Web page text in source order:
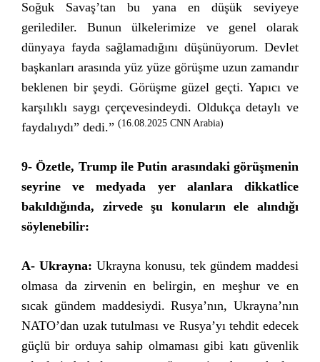
Soğuk Savaş’tan bu yana en düşük seviyeye
gerilediler. Bunun ülkelerimize ve genel olarak
dünyaya fayda sağlamadığını düşünüyorum. Devlet
başkanları arasında yüz yüze görüşme uzun zamandır
beklenen bir şeydi. Görüşme güzel geçti. Yapıcı ve
karşılıklı saygı çerçevesindeydi. Oldukça detaylı ve
faydalıydı” dedi.” (16.08.2025 CNN Arabia)
9- Özetle, Trump ile Putin arasındaki görüşmenin
seyrine ve medyada yer alanlara dikkatlice
bakıldığında, zirvede şu konuların ele alındığı
söylenebilir:
A- Ukrayna: Ukrayna konusu, tek gündem maddesi
olmasa da zirvenin en belirgin, en meşhur ve en
sıcak gündem maddesiydi. Rusya’nın, Ukrayna’nın
NATO’dan uzak tutulması ve Rusya’yı tehdit edecek
güçlü bir orduya sahip olmaması gibi katı güvenlik